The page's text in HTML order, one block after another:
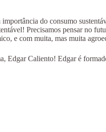
do consumo
Precisamos pensar no
e com muita, mas muita
Edgar Caliento! Edgar é